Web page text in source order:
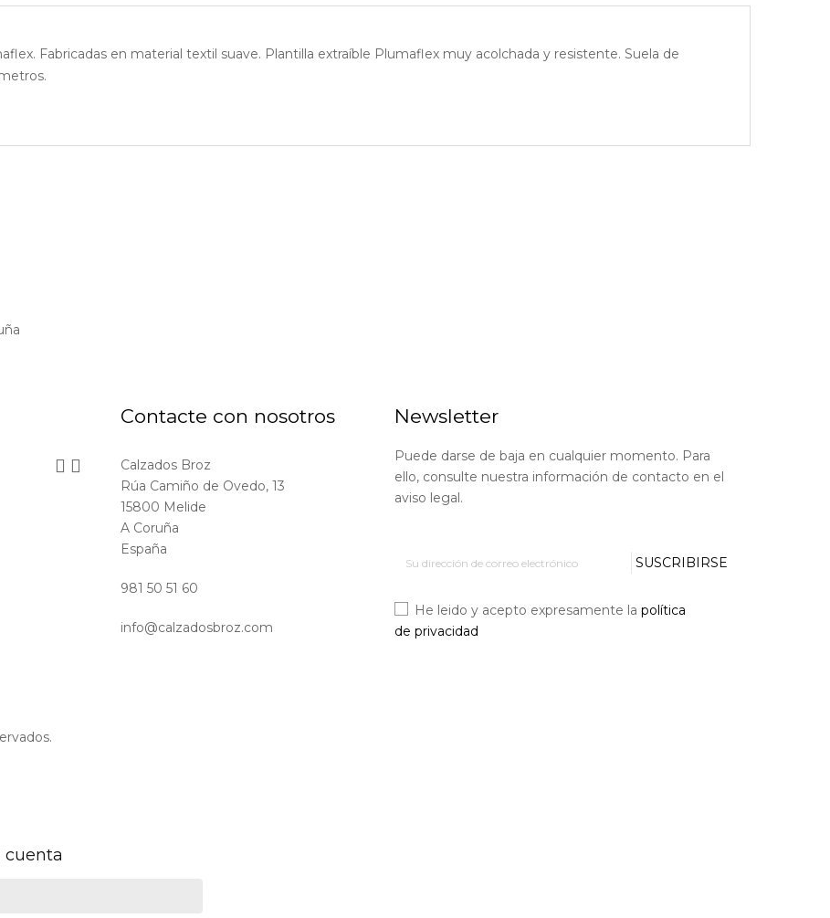
Fabricadas en material textil suave. Plantilla extraíble Plumaflex muy acolchada y resistente. Suela de
 
Contacte con nosotros
Calzados Broz
Rúa Camiño de Ovedo, 13
15800 Melide
A Coruña
España
981 50 51 60
info@calzadosbroz.com
Newsletter
Puede darse de baja en cualquier momento. Para
ello, consulte nuestra información de contacto en el
aviso legal.
SUSCRIBIRSE
He leido y acepto expresamente la política
de privacidad
cuenta